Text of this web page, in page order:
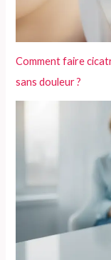
Comment faire
sans douleur ?